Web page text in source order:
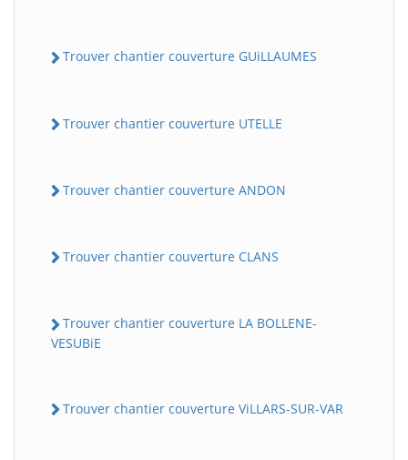
Trouver chantier couverture GUiLLAUMES
Trouver chantier couverture UTELLE
Trouver chantier couverture ANDON
Trouver chantier couverture CLANS
Trouver chantier couverture LA BOLLENE-
VESUBiE
Trouver chantier couverture ViLLARS-SUR-VAR